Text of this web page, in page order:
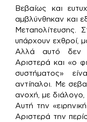
Βεβαίως και
αμβλύνθηκαν και
Μεταπολίτευσης.
υπάρχουν εχθροί,
Αλλά αυτό δεν
Αριστερά και «ο
συστήματος»
αντίπαλοι. Με
ανοχή, με διάλογο,
Αυτή την
Αριστερά την